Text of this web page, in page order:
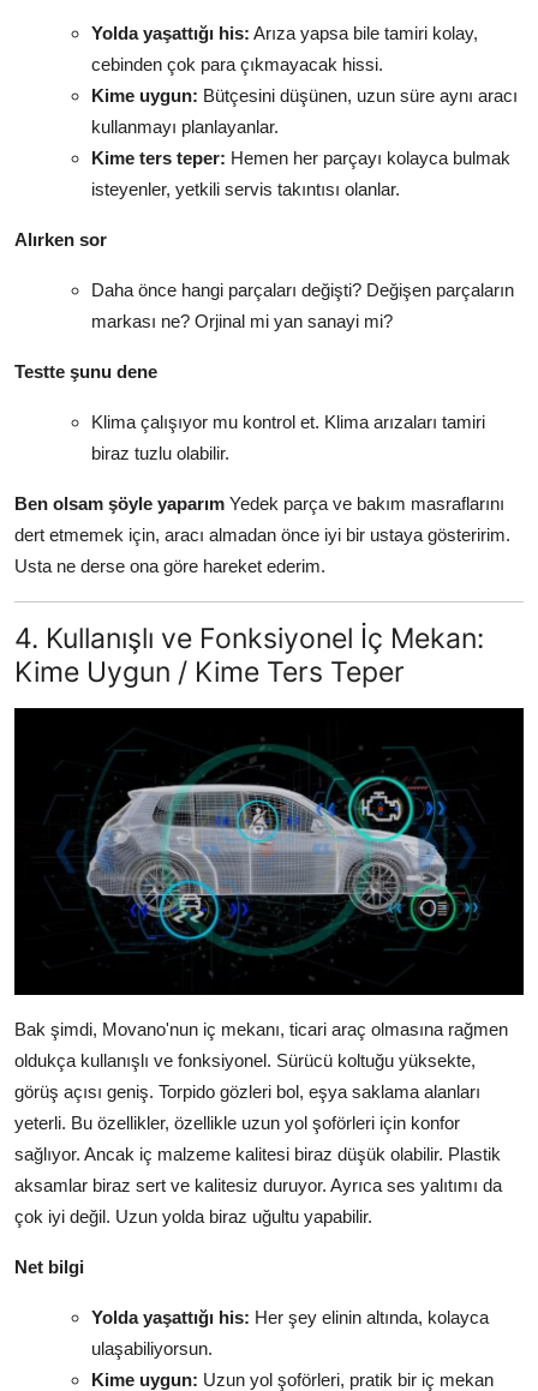
Yolda yaşattığı his: Arıza yapsa bile tamiri kolay,
cebinden çok para çıkmayacak hissi.
Kime uygun: Bütçesini düşünen, uzun süre aynı aracı
kullanmayı planlayanlar.
Kime ters teper: Hemen her parçayı kolayca bulmak
isteyenler, yetkili servis takıntısı olanlar.
Alırken sor
Daha önce hangi parçaları değişti? Değişen parçaların
markası ne? Orjinal mi yan sanayi mi?
Testte şunu dene
Klima çalışıyor mu kontrol et. Klima arızaları tamiri
biraz tuzlu olabilir.
Ben olsam şöyle yaparım Yedek parça ve bakım masraflarını
dert etmemek için, aracı almadan önce iyi bir ustaya gösteririm.
Usta ne derse ona göre hareket ederim.
4. Kullanışlı ve Fonksiyonel İç Mekan:
Kime Uygun / Kime Ters Teper
Bak şimdi, Movano'nun iç mekanı, ticari araç olmasına rağmen
oldukça kullanışlı ve fonksiyonel. Sürücü koltuğu yüksekte,
görüş açısı geniş. Torpido gözleri bol, eşya saklama alanları
yeterli. Bu özellikler, özellikle uzun yol şoförleri için konfor
sağlıyor. Ancak iç malzeme kalitesi biraz düşük olabilir. Plastik
aksamlar biraz sert ve kalitesiz duruyor. Ayrıca ses yalıtımı da
çok iyi değil. Uzun yolda biraz uğultu yapabilir.
Net bilgi
Yolda yaşattığı his: Her şey elinin altında, kolayca
ulaşabiliyorsun.
Kime uygun: Uzun yol şoförleri, pratik bir iç mekan